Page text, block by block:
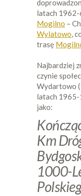
latach
Mogilno –
Wylatowo,
trasę
Najbardziej
czynie
Wydartowo
latach 1965-
jako:
Km
1000-